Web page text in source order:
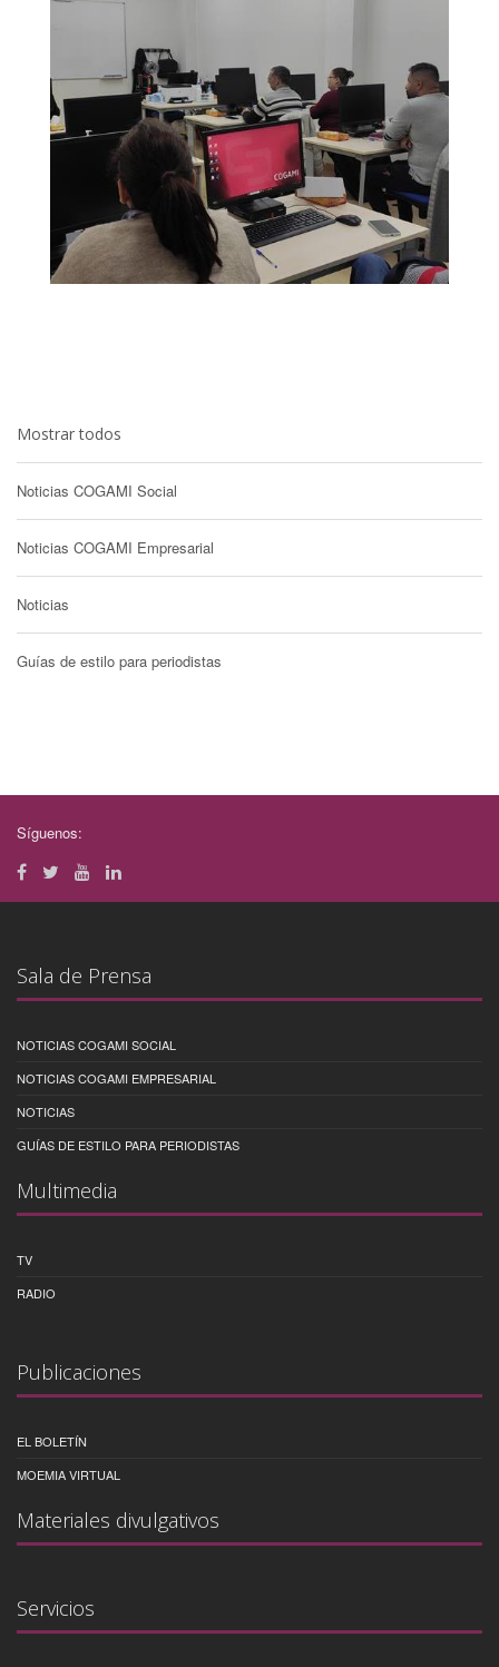
Mostrar todos
Noticias COGAMI Social
Noticias COGAMI Empresarial
Noticias
Guías de estilo para periodistas
Síguenos:
Sala de Prensa
NOTICIAS COGAMI SOCIAL
NOTICIAS COGAMI EMPRESARIAL
NOTICIAS
GUÍAS DE ESTILO PARA PERIODISTAS
Multimedia
TV
RADIO
Publicaciones
EL BOLETÍN
MOEMIA VIRTUAL
Materiales divulgativos
Servicios